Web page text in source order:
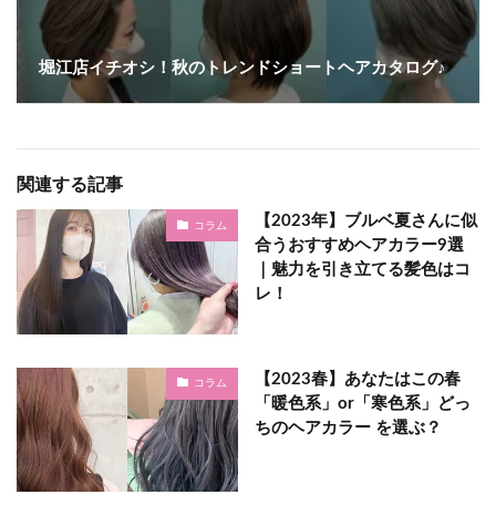
堀江店イチオシ！秋のトレンドショートヘアカタログ♪
関連する記事
コラム
【2023年】ブルベ夏さんに似
合うおすすめヘアカラー9選
｜魅力を引き立てる髪色はコ
レ！
コラム
【2023春】あなたはこの春
「暖色系」or「寒色系」どっ
ちのヘアカラー を選ぶ？